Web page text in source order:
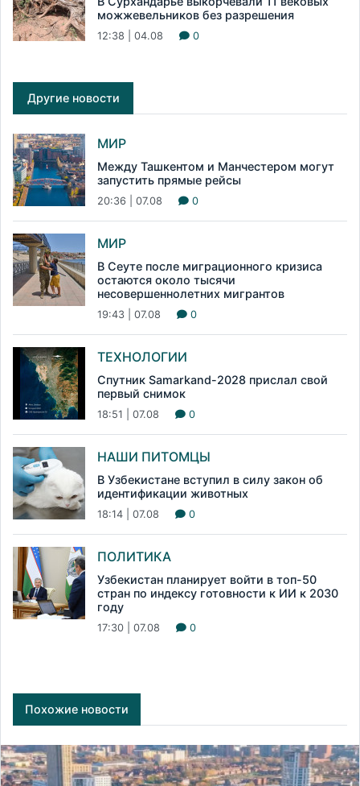
можжевельников без разрешения
12:38 | 04.08 0
Другие новости
МИР
Между Ташкентом и Манчестером могут
запустить прямые рейсы
20:36 | 07.08 0
МИР
В Сеуте после миграционного кризиса
остаются около тысячи
несовершеннолетних мигрантов
19:43 | 07.08 0
ТЕХНОЛОГИИ
Спутник Samarkand-2028 прислал свой
первый снимок
18:51 | 07.08 0
НАШИ ПИТОМЦЫ
В Узбекистане вступил в силу закон об
идентификации животных
18:14 | 07.08 0
ПОЛИТИКА
Узбекистан планирует войти в топ-50
стран по индексу готовности к ИИ к 2030
году
17:30 | 07.08 0
Похожие новости